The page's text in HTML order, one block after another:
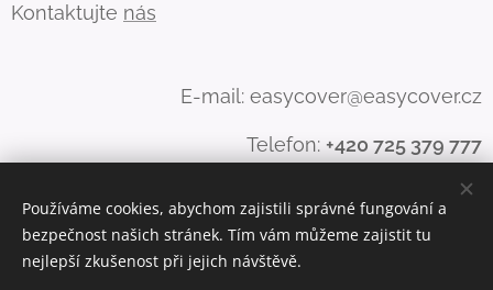
Kontaktujte nás
E-mail: easycover@easycover.cz
Telefon: +420 725 379 777
Vytvořeno službouWebnode Cookies
Používáme cookies, abychom zajistili správné fungování a
bezpečnost našich stránek. Tím vám můžeme zajistit tu
nejlepší zkušenost při jejich návštěvě.